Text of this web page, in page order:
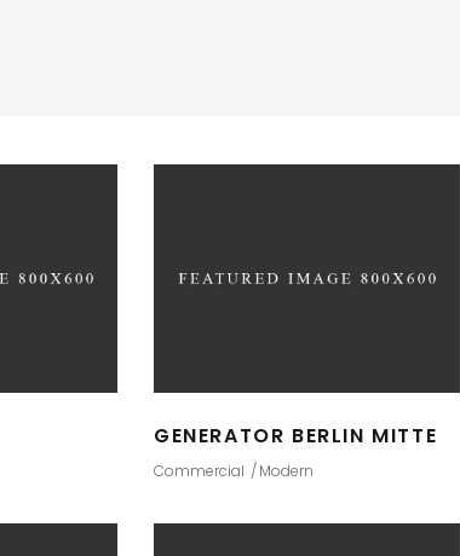
GENERATOR BERLIN MITTE
Commercial Modern